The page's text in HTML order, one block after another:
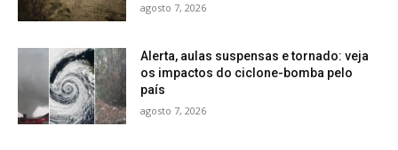
agosto 7, 2026
Alerta, aulas suspensas e tornado: veja
os impactos do ciclone-bomba pelo
país
agosto 7, 2026